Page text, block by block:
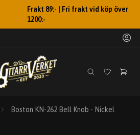
Frakt 89:- | Fri frakt vid köp över
1200:-
Boston KN-262 Bell Knob - Nickel